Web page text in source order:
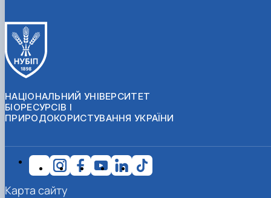
НАЦІОНАЛЬНИЙ УНІВЕРСИТЕТ
БІОРЕСУРСІВ І
ПРИРОДОКОРИСТУВАННЯ УКРАЇНИ
Карта сайту